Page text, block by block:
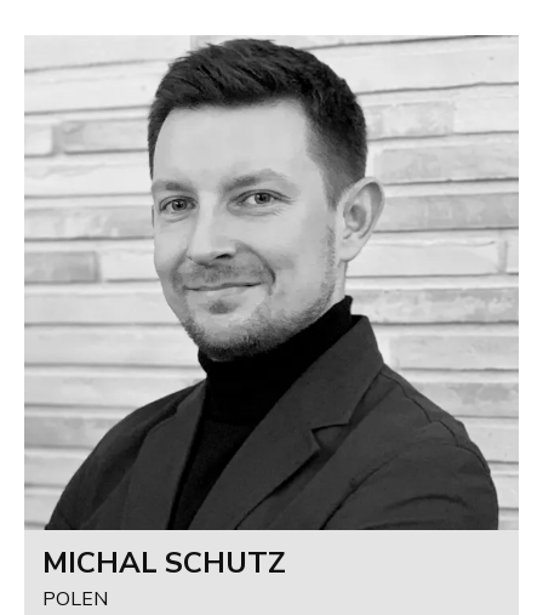
MICHAL SCHUTZ
POLEN